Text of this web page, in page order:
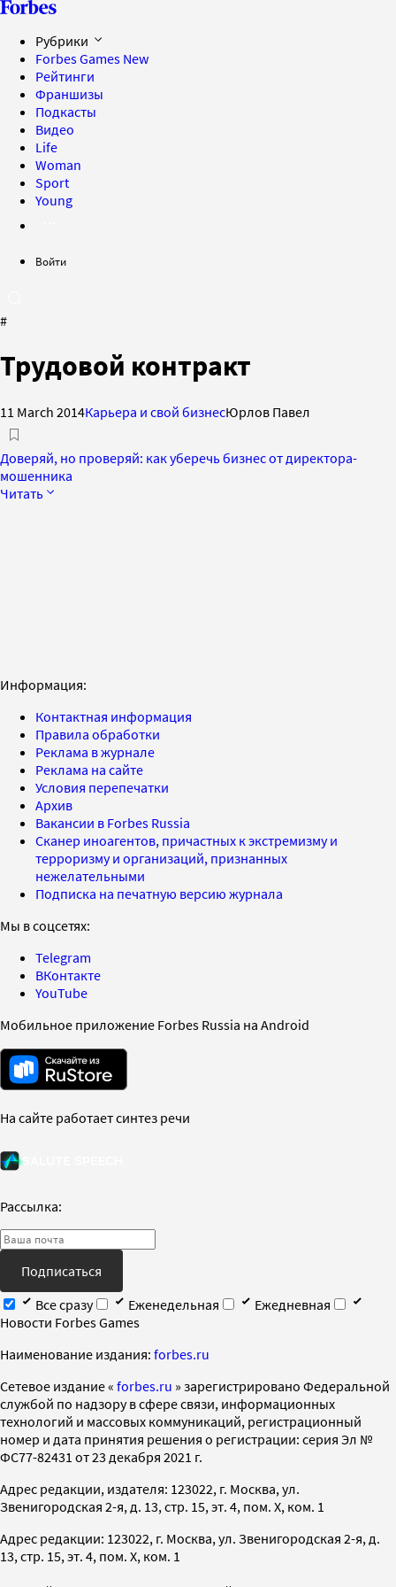
Рубрики
Forbes Games New
Рейтинги
Франшизы
Подкасты
Видео
Life
Woman
Sport
Young
Войти
#
Трудовой контракт
11 March 2014Карьера и свой бизнесЮрлов Павел
Доверяй, но проверяй: как уберечь бизнес от директора-
мошенника
Читать
Информация:
Контактная информация
Правила обработки
Реклама в журнале
Реклама на сайте
Условия перепечатки
Архив
Вакансии в Forbes Russia
Сканер иноагентов, причастных к экстремизму и
терроризму и организаций, признанных
нежелательными
Подписка на печатную версию журнала
Мы в соцсетях:
Telegram
ВКонтакте
YouTube
Мобильное приложение Forbes Russia на Android
На сайте работает синтез речи
Рассылка:
Подписаться
Все сразу
Еженедельная
Ежедневная
Новости Forbes Games
Наименование издания: forbes.ru
Cетевое издание « forbes.ru » зарегистрировано Федеральной
службой по надзору в сфере связи, информационных
технологий и массовых коммуникаций, регистрационный
номер и дата принятия решения о регистрации: серия Эл №
ФС77-82431 от 23 декабря 2021 г.
Адрес редакции, издателя: 123022, г. Москва, ул.
Звенигородская 2-я, д. 13, стр. 15, эт. 4, пом. X, ком. 1
Адрес редакции: 123022, г. Москва, ул. Звенигородская 2-я, д.
13, стр. 15, эт. 4, пом. X, ком. 1